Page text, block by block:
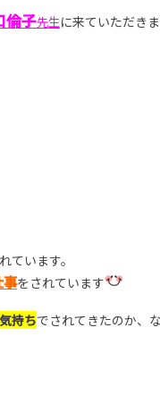
倫子先生に来ていただき
ています。
事をされています
気持ちでされてきたのか、